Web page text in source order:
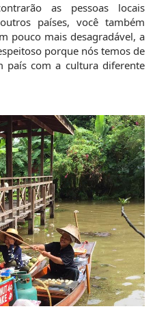
as pessoas locais
países, você também
pouco mais desagradável, a
porque nós temos de
país com a cultura diferente